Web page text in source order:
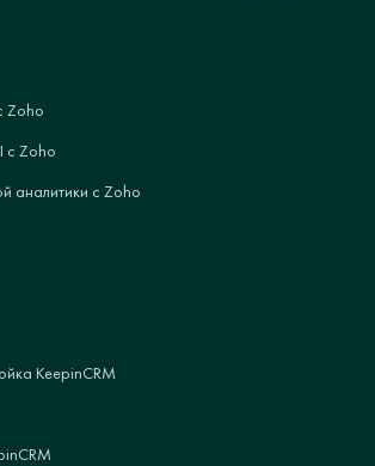
Zoho
с Zoho
аналитики с Zoho
KeepinCRM